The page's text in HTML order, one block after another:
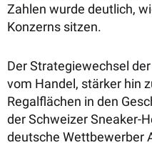
Zahlen wurde deutlich,
Konzerns sitzen.
Der Strategiewechsel
vom Handel, stärker hin
Regalflächen in den
der Schweizer Sneaker-
deutsche Wettbewerber